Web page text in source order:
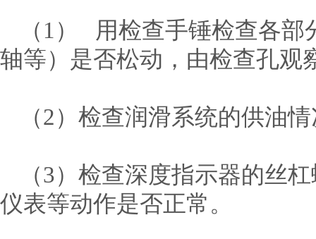
（1） 用检查手锤检查各
轴等）是否松动，由检查孔观
（2）检查润滑系统的供油
（3）检查深度指示器的丝
仪表等动作是否正常。